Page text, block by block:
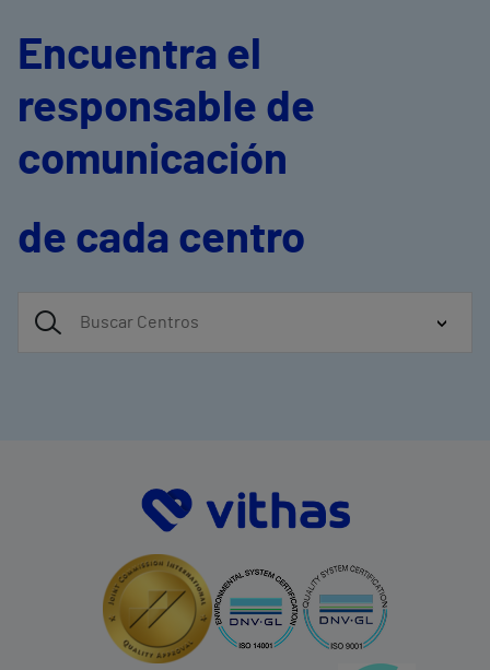
Encuentra el
responsable de
comunicación
de cada centro